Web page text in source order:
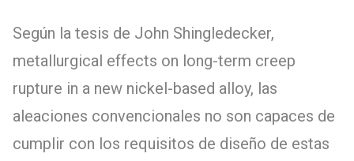
Según la tesis de John Shingledecker,
metallurgical effects on long-term creep
rupture in a new nickel-based alloy, las
aleaciones convencionales no son capaces de
cumplir con los requisitos de diseño de estas